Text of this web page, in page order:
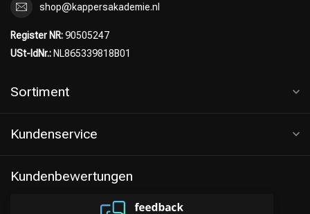
shop@kappersakademie.nl
Register NR:90505247
USt-IdNr.: NL865339818B01
Sortiment
Kundenservice
Kundenbewertungen